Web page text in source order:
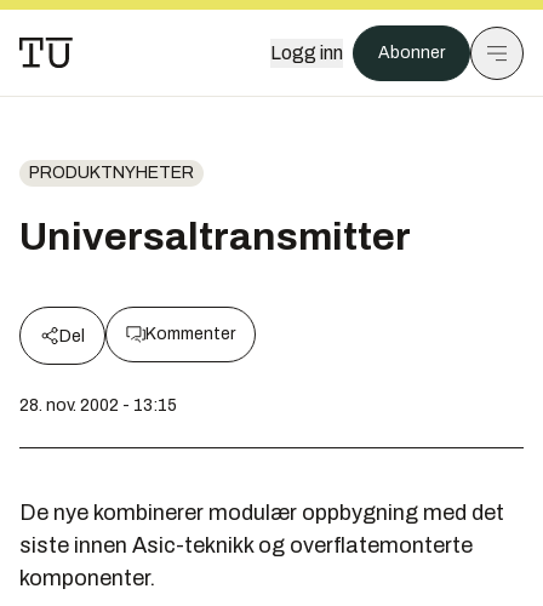
Logg inn Abonner
PRODUKTNYHETER
Universaltransmitter
Del Kommenter
28. nov. 2002 - 13:15
De nye kombinerer modulær oppbygning med det
siste innen Asic-teknikk og overflatemonterte
komponenter.